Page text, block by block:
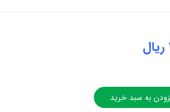
ریال
به سبد خرید